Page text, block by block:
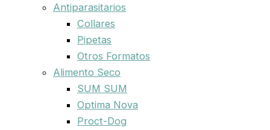
Antiparasitarios
Collares
Pipetas
Otros Formatos
Alimento Seco
SUM SUM
Optima Nova
Proct-Dog